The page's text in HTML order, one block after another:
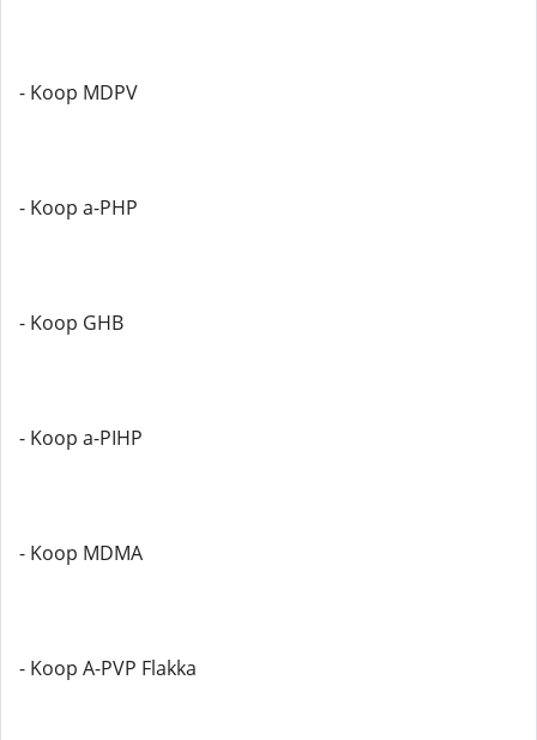
- Koop MDPV
- Koop a-PHP
- Koop GHB
- Koop a-PIHP
- Koop MDMA
- Koop A-PVP Flakka